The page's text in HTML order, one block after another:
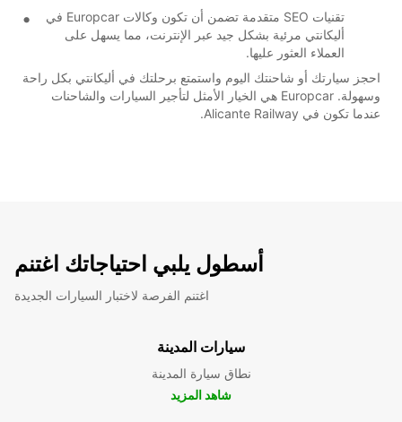
تقنيات SEO متقدمة تضمن أن تكون وكالات Europcar في
أليكانتي مرئية بشكل جيد عبر الإنترنت، مما يسهل على
العملاء العثور عليها.
احجز سيارتك أو شاحنتك اليوم واستمتع برحلتك في أليكانتي بكل راحة
وسهولة. Europcar هي الخيار الأمثل لتأجير السيارات والشاحنات
عندما تكون في Alicante Railway.
أسطول يلبي احتياجاتك اغتنم
اغتنم الفرصة لاختبار السيارات الجديدة
سيارات المدينة
نطاق سيارة المدينة
شاهد المزيد